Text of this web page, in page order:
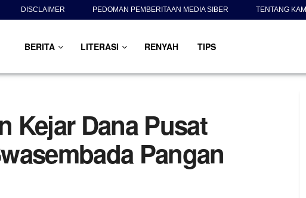
DISCLAIMER PEDOMAN PEMBERITAAN MEDIA SIBER TENTANG KAMI
BERITA LITERASI RENYAH TIPS
Kejar Dana Pusat
Pangan